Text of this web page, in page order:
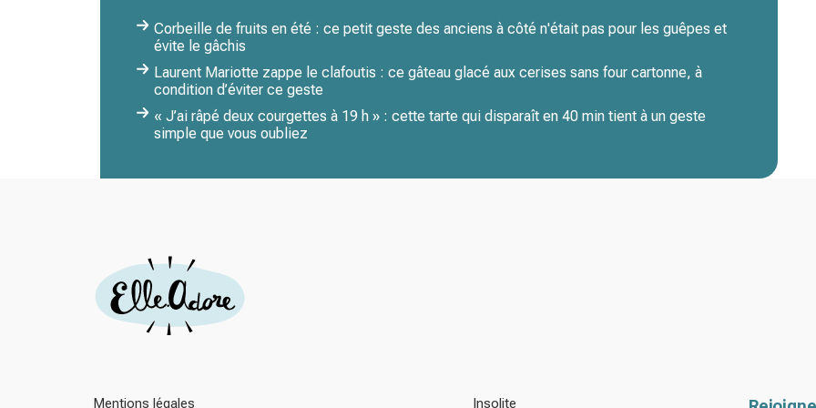
Corbeille de fruits en été : ce petit geste des anciens à côté n'était pas pour les guêpes et
évite le gâchis
Laurent Mariotte zappe le clafoutis : ce gâteau glacé aux cerises sans four cartonne, à
condition d’éviter ce geste
« J’ai râpé deux courgettes à 19 h » : cette tarte qui disparaît en 40 min tient à un geste
simple que vous oubliez
Mentions légales Insolite